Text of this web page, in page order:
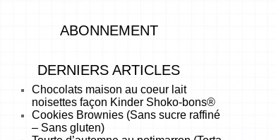
ABONNEMENT
DERNIERS ARTICLES
Chocolats maison au coeur lait
noisettes façon Kinder Shoko-bons®
Cookies Brownies (Sans sucre raffiné
– Sans gluten)